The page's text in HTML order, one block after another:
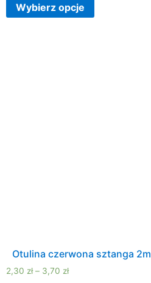
Wybierz opcje
Otulina czerwona sztanga 2m
2,30 zł – 3,70 zł